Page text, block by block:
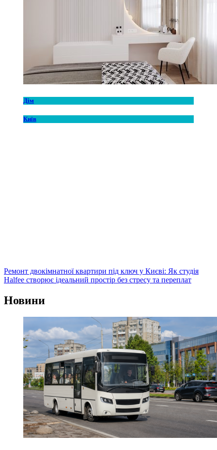
Дім
Київ
Ремонт двокімнатної квартири під ключ у Києві: Як студія
Halfee створює ідеальний простір без стресу та переплат
Новини